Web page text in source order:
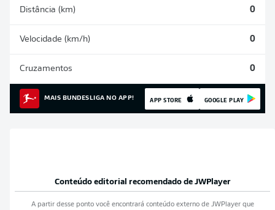
Distância (km) 0
Velocidade (km/h) 0
Cruzamentos 0
MAIS BUNDESLIGA NO APP! APP STORE GOOGLE PLAY
Conteúdo editorial recomendado de JWPlayer
A partir desse ponto você encontrará conteúdo externo de JWPlayerque